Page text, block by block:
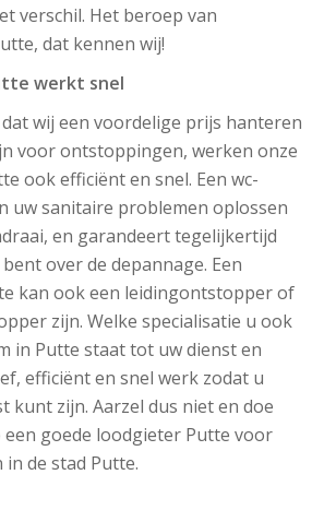
verschil. Het beroep van
dat kennen wij!
werkt snel
wij een voordelige prijs hanteren
voor ontstoppingen, werken onze
ook efficiënt en snel. Een wc-
uw sanitaire problemen oplossen
en garandeert tegelijkertijd
over de depannage. Een
kan ook een leidingontstopper of
zijn. Welke specialisatie u ook
in Putte staat tot uw dienst en
efficiënt en snel werk zodat u
kunt zijn. Aarzel dus niet en doe
goede loodgieter Putte voor
de stad Putte.